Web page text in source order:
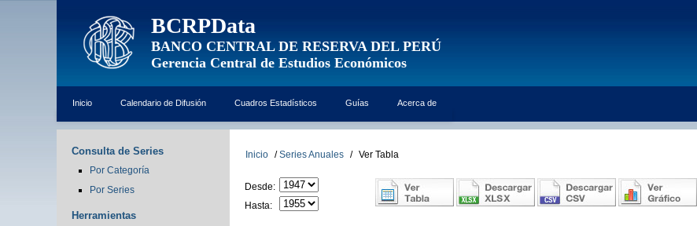
BCRPData
BANCO CENTRAL DE RESERVA DEL PERÚ
Gerencia Central de Estudios Económicos
Inicio Calendario de Difusión Cuadros Estadísticos Guías Acerca de
Consulta de Series
Por Categoría
Por Series
Herramientas
Inicio / Series Anuales / Ver Tabla
Desde:
Hasta: